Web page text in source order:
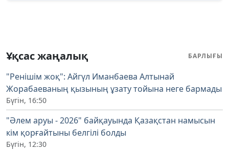
Ұқсас жаңалық БАРЛЫҒЫ
"Ренішім жоқ": Айгүл Иманбаева Алтынай
Жорабаеваның қызының ұзату тойына неге бармады
Бүгін, 16:50
"Әлем аруы - 2026" байқауында Қазақстан намысын
кім қорғайтыны белгілі болды
Бүгін, 12:30